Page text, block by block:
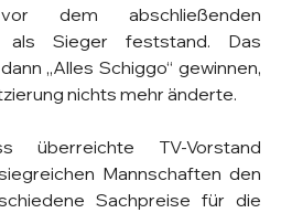
dem abschließenden
als Sieger feststand. Das
„Alles Schiggo“ gewinnen,
nichts mehr änderte.
überreichte TV-Vorstand
Mannschaften den
Sachpreise für die